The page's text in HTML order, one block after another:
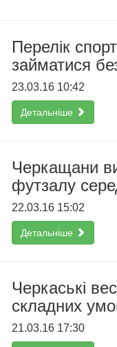
Перелік
займатися
23.03.16 10:42
Детальніше
Черкащани
футзалу
22.03.16 15:02
Детальніше
Черкаські
складних
21.03.16 17:30